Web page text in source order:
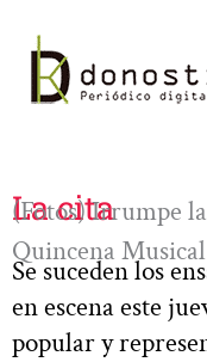
contenido
La cita
(Fotos) Irrumpe
Quincena Musical
Se suceden los
en escena este
popular y